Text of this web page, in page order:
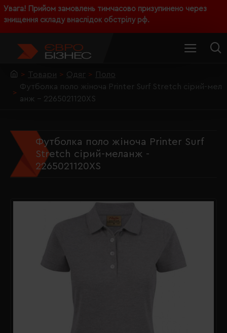
Увага! Прийом замовлень тимчасово призупинено через
знищення складу внаслідок обстрілу рф.
Товари Одяг
Поло
Футболка поло жіноча Printer Surf Stretch сірий-мел
анж - 2265021120XS
Футболка поло жіноча Printer Surf
Stretch сірий-меланж -
2265021120XS